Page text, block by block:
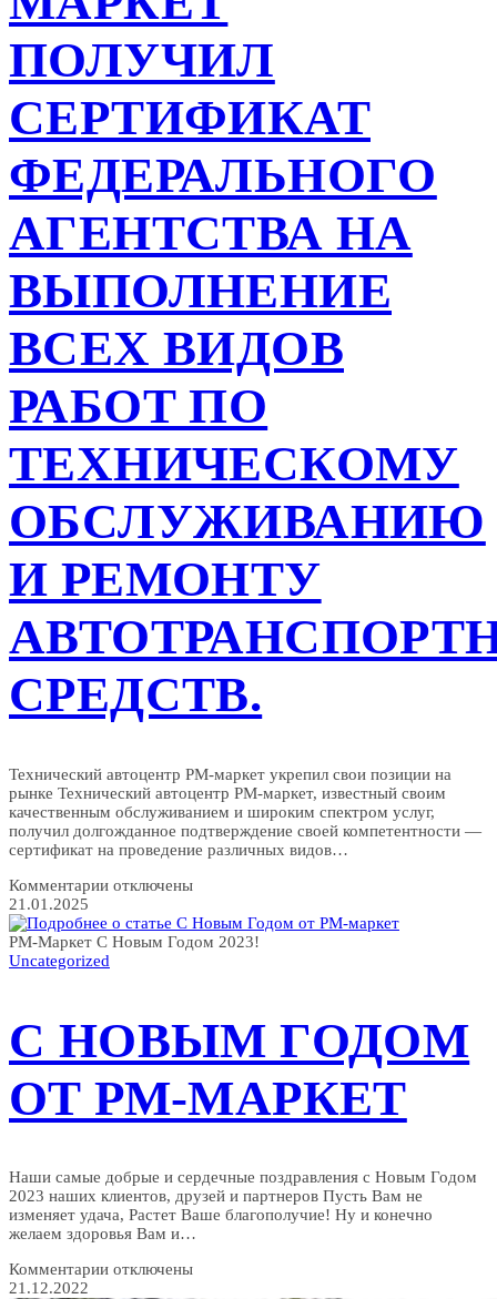
ПОЛУЧИЛ
СЕРТИФИКАТ
ФЕДЕРАЛЬНОГО
АГЕНТСТВА НА
ВЫПОЛНЕНИЕ
ВСЕХ ВИДОВ
РАБОТ ПО
ТЕХНИЧЕСКОМУ
ОБСЛУЖИВАНИЮ
И РЕМОНТУ
СРЕДСТВ.
Технический автоцентр РМ-маркет укрепил свои позиции на
рынке Технический автоцентр РМ-маркет, известный своим
качественным обслуживанием и широким спектром услуг,
получил долгожданное подтверждение своей компетентности —
сертификат на проведение различных видов…
Комментариик
Технический
автоцентр
РМ-
маркет
федерального
агентства
на
всех
видов
обслуживанию
и
ремонту
автотранспортных
отключены
21.01.2025
РМ-Маркет С Новым Годом 2023!
Uncategorized
С НОВЫМ ГОДОМ
ОТ РМ-МАРКЕТ
Наши самые добрые и сердечные поздравления с Новым Годом
2023 наших клиентов, друзей и партнеров Пусть Вам не
изменяет удача, Растет Ваше благополучие! Ну и конечно
желаем здоровья Вам и…
Комментариикотключены
21.12.2022